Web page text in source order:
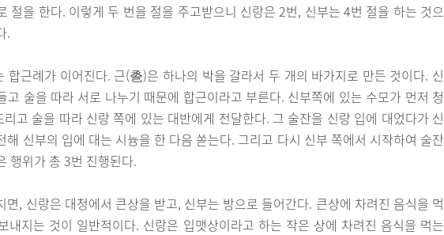
절을 한다. 이렇게 두 번을 절을 주고받으니 신랑은 2번, 신부는 4번 절을 하는 것으
.
합근례가 이어진다. 근(巹)은 하나의 박을 갈라서 두 개의 바가지로 만든 것이다. 신
고 술을 따라 서로 나누기 때문에 합근이라고 부른다. 신부쪽에 있는 수모가 먼저 청
고 술을 따라 신랑 쪽에 있는 대반에게 전달한다. 그 술잔을 신랑 입에 대었다가 신
해 신부의 입에 대는 시늉을 한 다음 쏟는다. 그리고 다시 신부 쪽에서 시작하여 술잔
행위가 총 3번 진행된다.
면, 신랑은 대청에서 큰상을 받고, 신부는 방으로 들어간다. 큰상에 차려진 음식을 먹
내지는 것이 일반적이다. 신랑은 입맷상이라고 하는 작은 상에 차려진 음식을 먹는